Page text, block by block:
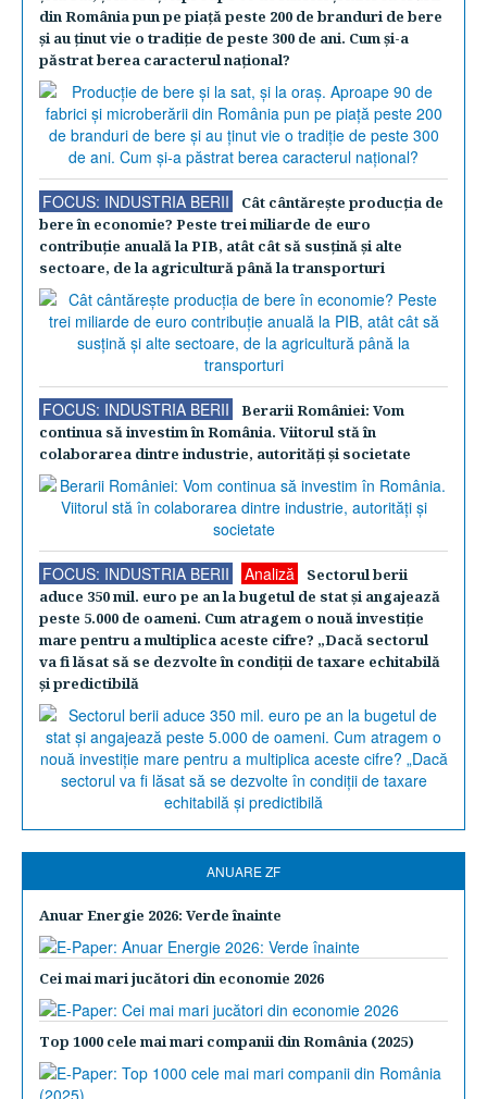
din România pun pe piaţă peste 200 de branduri de bere
şi au ţinut vie o tradiţie de peste 300 de ani. Cum şi-a
păstrat berea caracterul naţional?
FOCUS: INDUSTRIA BERII
Cât cântăreşte producţia de
bere în economie? Peste trei miliarde de euro
contribuţie anuală la PIB, atât cât să susţină şi alte
sectoare, de la agricultură până la transporturi
FOCUS: INDUSTRIA BERII
Berarii României: Vom
continua să investim în România. Viitorul stă în
colaborarea dintre industrie, autorităţi şi societate
FOCUS: INDUSTRIA BERII Analiză
Sectorul berii
aduce 350 mil. euro pe an la bugetul de stat şi angajează
peste 5.000 de oameni. Cum atragem o nouă investiţie
mare pentru a multiplica aceste cifre? „Dacă sectorul
va fi lăsat să se dezvolte în condiţii de taxare echitabilă
şi predictibilă
ANUARE ZF
Anuar Energie 2026: Verde înainte
Cei mai mari jucători din economie 2026
Top 1000 cele mai mari companii din România (2025)